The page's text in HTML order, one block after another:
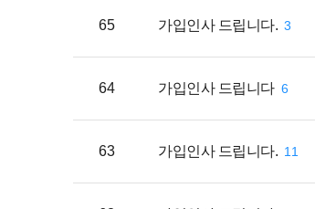
65 가입인사 드립니다. 3
64 가입인사 드립니다 6
63 가입인사 드립니다. 11